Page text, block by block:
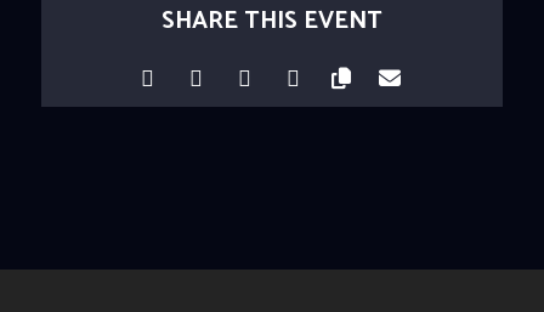
SHARE THIS EVENT